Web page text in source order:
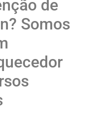
de
Somos